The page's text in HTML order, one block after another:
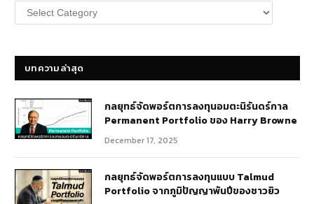
หมวด
หมู่
บทความล่าสุด
กลยุทธ์​จัดพอร์ตการลงทุนอมตะนิรันดร์กาล
Permanent Portfolio ของ Harry Browne
December 17, 2025
กลยุทธ์จัดพอร์ตการลงทุนแบบ Talmud
Portfolio จากภูมิปัญญาพันปีของชาวยิว